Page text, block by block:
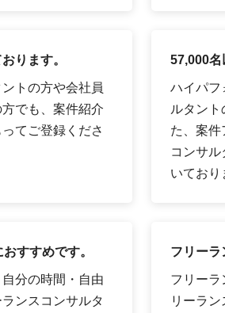
ります。
トの方や会社員
でも、案件紹介
てご登録くださ
57,000名
ハイパフ
ルタン
た、案件
コンサ
いており
すすめです。
分の時間・自由
ンスコンサルタ
フリーラ
フリーラ
リーラ